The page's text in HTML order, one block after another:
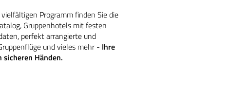
Programm finden Sie die
Gruppenhotels mit festen
perfekt arrangierte und
und vieles mehr - Ihre
Händen.